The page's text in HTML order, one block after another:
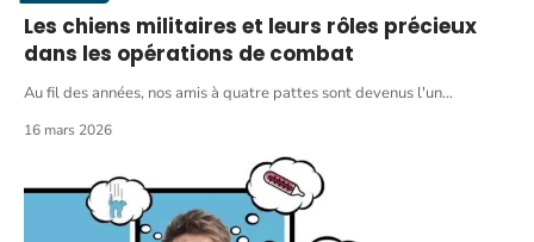
Les chiens militaires et leurs rôles précieux
dans les opérations de combat
Au fil des années, nos amis à quatre pattes sont devenus l'un…
16 mars 2026